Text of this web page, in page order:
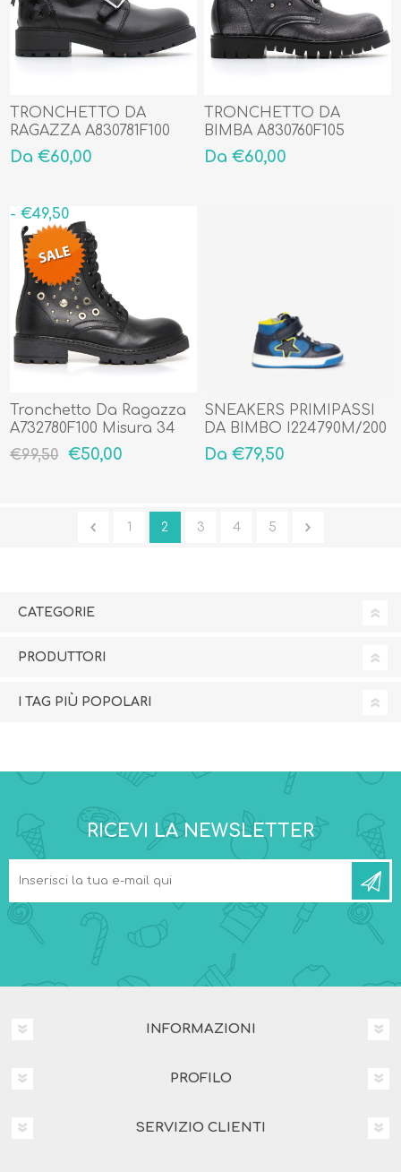
TRONCHETTO DA
RAGAZZA A830781F100
Da €60,00
TRONCHETTO DA
BIMBA A830760F105
Da €60,00
- €49,50
Tronchetto Da Ragazza
A732780F100 Misura 34
€99,50
€50,00
SNEAKERS PRIMIPASSI
DA BIMBO I224790M/200
Da €79,50
1 2 3 4 5
CATEGORIE
PRODUTTORI
I TAG PIÙ POPOLARI
RICEVI LA NEWSLETTER
INFORMAZIONI
PROFILO
SERVIZIO CLIENTI